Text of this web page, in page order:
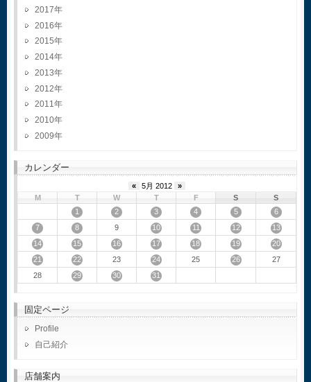
2017
2016
2015
2014
2013
2012
2011
2010
2009
カレンダー
« 5月 2012
»
M
T W T F S
S
1
2 3 4 5
6
7
8 9 10 11 12
13
14
15 16 17 18 19
20
21
22 23 24 25 26
27
28
29 30 31
固定ページ
Profile
自己紹介
店舗案内